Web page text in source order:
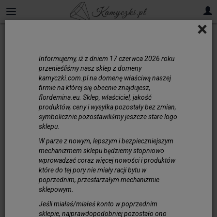
×
Informujemy, iż z dniem 17 czerwca 2026 roku
przenieśliśmy nasz sklep z domeny
kamyczki.com.pl na domenę właściwą naszej
firmie na której się obecnie znajdujesz,
flordemina.eu. Sklep, właściciel, jakość
produktów, ceny i wysyłka pozostały bez zmian,
symbolicznie pozostawiliśmy jeszcze stare logo
sklepu.
W parze z nowym, lepszym i bezpieczniejszym
mechanizmem sklepu będziemy stopniowo
wprowadzać coraz więcej nowości i produktów
które do tej pory nie miały racji bytu w
poprzednim, przestarzałym mechanizmie
sklepowym.
Jeśli miałaś/miałeś konto w poprzednim
sklepie, najprawdopodobniej pozostało ono